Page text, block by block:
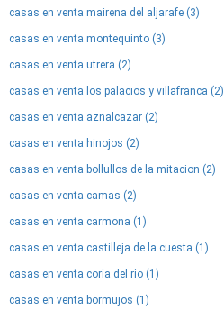
casas en venta mairena del aljarafe (3)
casas en venta montequinto (3)
casas en venta utrera (2)
casas en venta los palacios y villafranca (2)
casas en venta aznalcazar (2)
casas en venta hinojos (2)
casas en venta bollullos de la mitacion (2)
casas en venta camas (2)
casas en venta carmona (1)
casas en venta castilleja de la cuesta (1)
casas en venta coria del rio (1)
casas en venta bormujos (1)